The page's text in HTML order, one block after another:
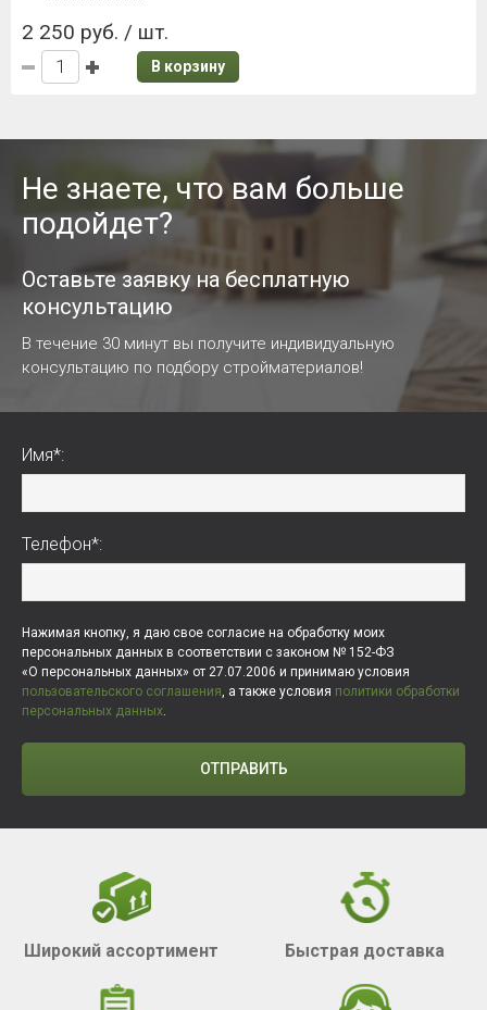
2 250 руб. / шт.
В корзину
Не знаете, что вам больше
подойдет?
Оставьте заявку на бесплатную
консультацию
В течение 30 минут вы получите индивидуальную
консультацию по подбору стройматериалов!
Имя*:
Телефон*:
Нажимая кнопку, я даю свое согласие на обработку моих
персональных данных в соответствии с законом № 152-ФЗ
«О персональных данных» от 27.07.2006 и принимаю условия
пользовательского соглашения, а также условия политики обработки
персональных данных.
ОТПРАВИТЬ
Широкий ассортимент Быстрая доставка